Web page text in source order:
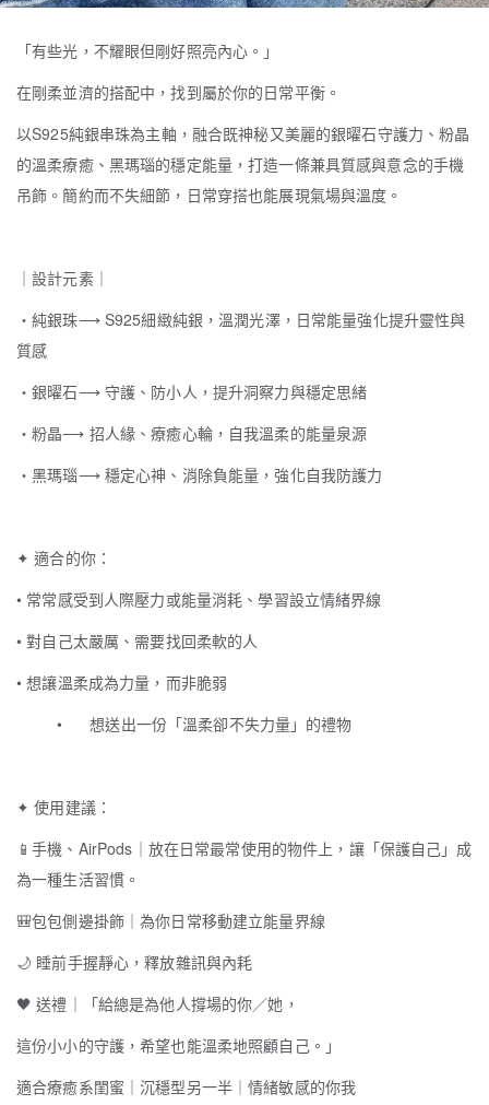
「有些光，不耀眼但剛好照亮內心。」
在剛柔並濟的搭配中，找到屬於你的日常平衡。
以S925純銀串珠為主軸，融合既神秘又美麗的銀曜石守護力、粉晶
的溫柔療癒、黑瑪瑙的穩定能量，打造一條兼具質感與意念的手機
吊飾。簡約而不失細節，日常穿搭也能展現氣場與溫度。
｜設計元素｜
・純銀珠⟶S925細緻純銀，溫潤光澤，日常能量強化提升靈性與
質感
・銀曜石⟶守護、防小人，提升洞察力與穩定思緒
・粉晶⟶ 招人緣、療癒心輪，自我溫柔的能量泉源
・黑瑪瑙⟶穩定心神、消除負能量，強化自我防護力
✦ 適合的你：
• 常常感受到人際壓力或能量消耗、學習設立情緒界線
• 對自己太嚴厲、需要找回柔軟的人
• 想讓溫柔成為力量，而非脆弱
•
想送出一份「溫柔卻不失力量」的禮物
✦ 使用建議：
📱手機、AirPods｜放在日常最常使用的物件上，讓「保護自己」成
為一種生活習慣。
🎒包包側邊掛飾｜為你日常移動建立能量界線
🌙 睡前手握靜心，釋放雜訊與內耗
🖤 送禮｜「給總是為他人撐場的你／她，
這份小小的守護，希望也能溫柔地照顧自己。」
適合療癒系閨蜜｜沉穩型另一半｜情緒敏感的你我